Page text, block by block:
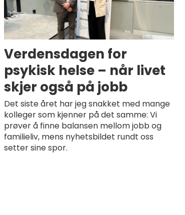
Verdensdagen for
psykisk helse – når livet
skjer også på jobb
Det siste året har jeg snakket med mange
kolleger som kjenner på det samme: Vi
prøver å finne balansen mellom jobb og
familieliv, mens nyhetsbildet rundt oss
setter sine spor.